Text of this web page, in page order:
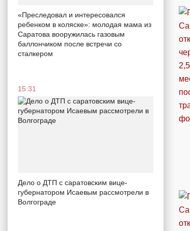
«Преследовал и интересовался
ребенком в коляске»: молодая мама из
Саратова вооружилась газовым
баллончиком после встречи со
сталкером
15:31
Дело о ДТП с саратовским вице-
губернатором Исаевым рассмотрели в
Волгограде